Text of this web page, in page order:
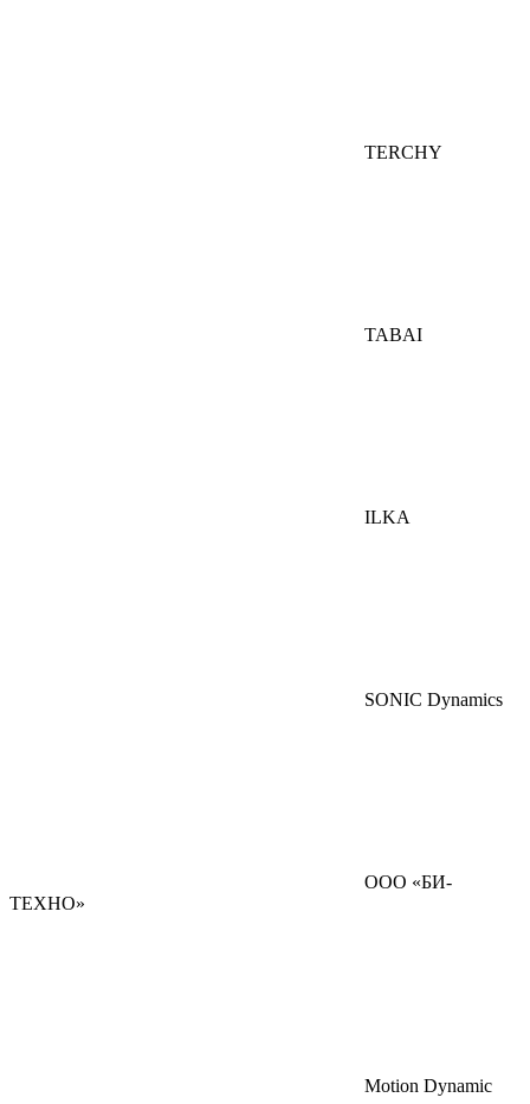
TERCHY
TABAI
ILKA
SONIC Dynamics
ООО «БИ-
ТЕХНО»
Motion Dynamic